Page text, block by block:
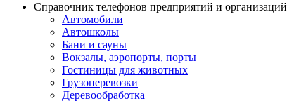
Справочник телефонов предприятий и организаций
Автомобили
Автошколы
Бани и сауны
Вокзалы, аэропорты, порты
Гостиницы для животных
Грузоперевозки
Деревообработка